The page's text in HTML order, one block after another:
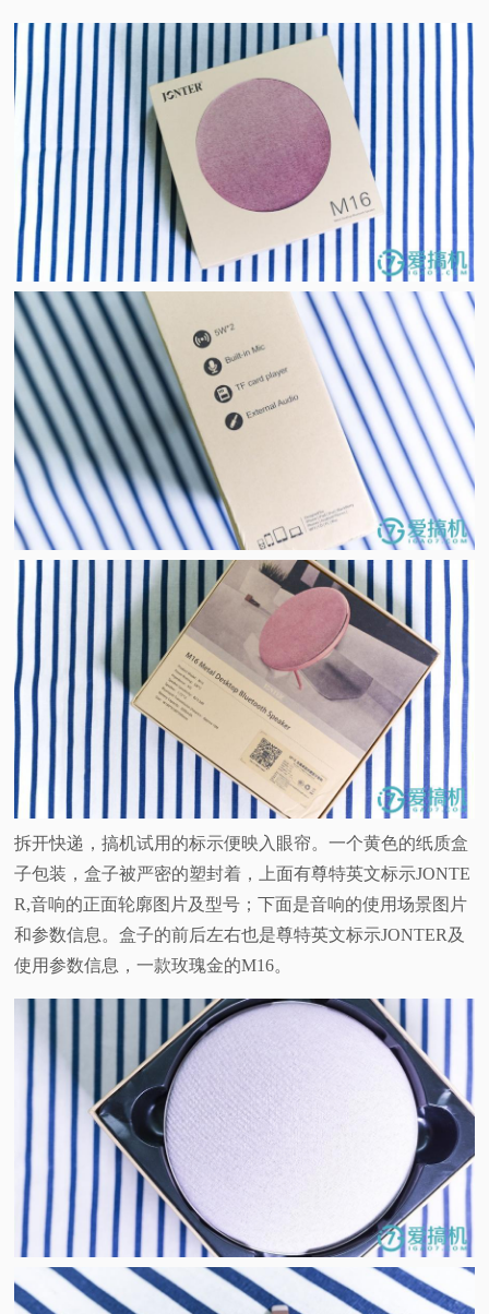
题
拆开快递，搞机试用的标示便映入眼帘。一个黄色的纸质盒
子包装，盒子被严密的塑封着，上面有尊特英文标示JONTE
R,音响的正面轮廓图片及型号；下面是音响的使用场景图片
和参数信息。盒子的前后左右也是尊特英文标示JONTER及
使用参数信息，一款玫瑰金的M16。